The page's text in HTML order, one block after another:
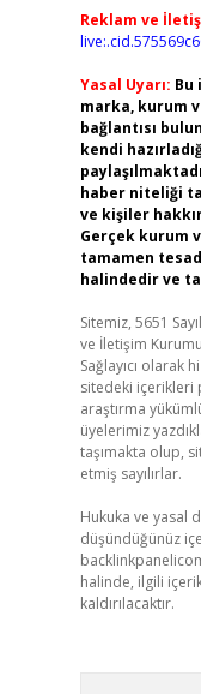
Reklam ve
Yasal Uyarı: Bu
marka, kurum
bağlantısı
kendi
haber niteliği
ve kişiler
Gerçek kurum
tamamen
halindedir ve
Sitemiz, 5651
ve İletişim
Sağlayıcı olarak
sitedeki içerikleri
araştırma
üyelerimiz
taşımakta olup,
etmiş sayılırlar.
Hukuka ve yasal
düşündüğünüz
halinde, ilgili
kaldırılacaktır.